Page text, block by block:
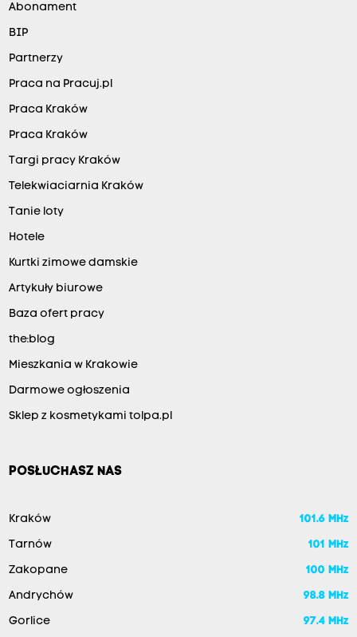
Abonament
BIP
Partnerzy
Praca na Pracuj.pl
Praca Kraków
Praca Kraków
Targi pracy Kraków
Telekwiaciarnia Kraków
Tanie loty
Hotele
Kurtki zimowe damskie
Artykuły biurowe
Baza ofert pracy
the:blog
Mieszkania w Krakowie
Darmowe ogłoszenia
Sklep z kosmetykami tolpa.pl
POSŁUCHASZ NAS
Kraków 101.6 MHz
Tarnów 101 MHz
Zakopane 100 MHz
Andrychów 98.8 MHz
Gorlice 97.4 MHz